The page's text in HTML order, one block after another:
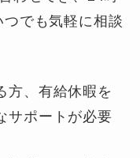
でも気軽に相談
方、有給休暇を
サポートが必要